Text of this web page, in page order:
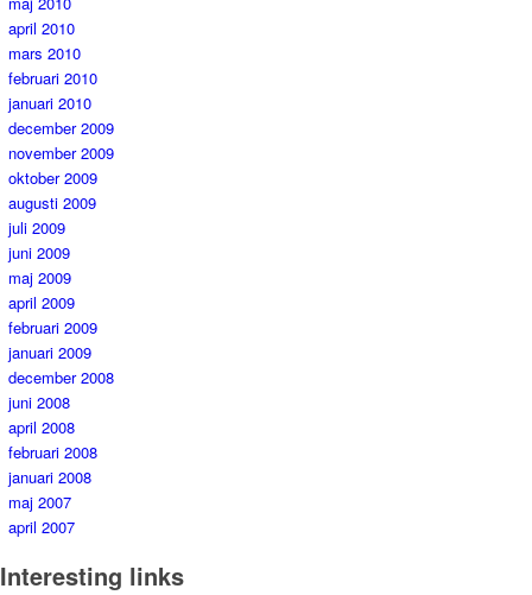
april 2010
mars 2010
februari 2010
januari 2010
december 2009
november 2009
oktober 2009
augusti 2009
juli 2009
juni 2009
maj 2009
april 2009
februari 2009
januari 2009
december 2008
juni 2008
april 2008
februari 2008
januari 2008
maj 2007
april 2007
Interesting links